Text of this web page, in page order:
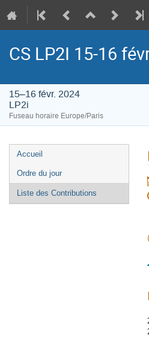
CS LP2I 15-16
15–16 févr. 2024
LP2i
Fuseau horaire Europe/Paris
Menu
de
l'événement
Accueil
Ordre du jour
Liste des Contributions